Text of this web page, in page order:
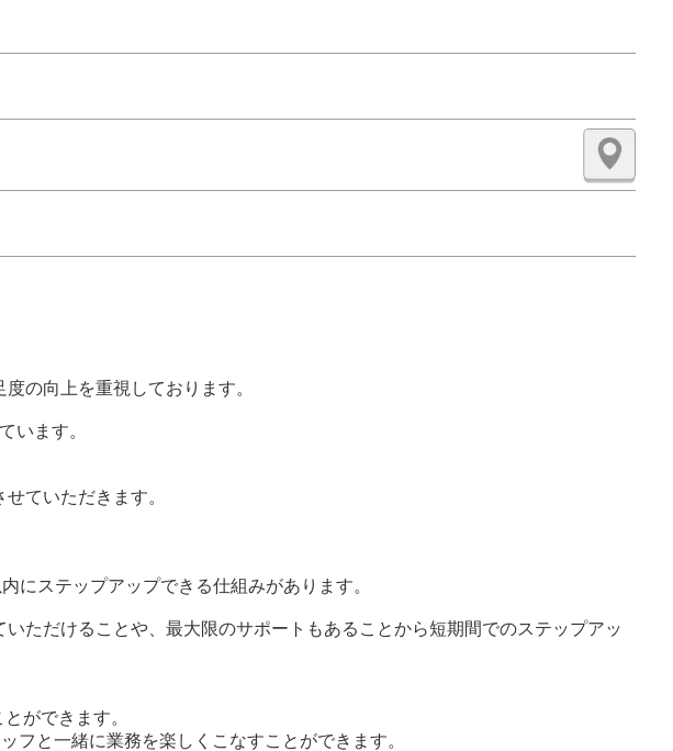
の向上を重視しております。
います。
ていただきます。
にステップアップできる仕組みがあります。
ただけることや、最大限のサポートもあることから短期間でのステップアッ
ができます。
フと一緒に業務を楽しくこなすことができます。